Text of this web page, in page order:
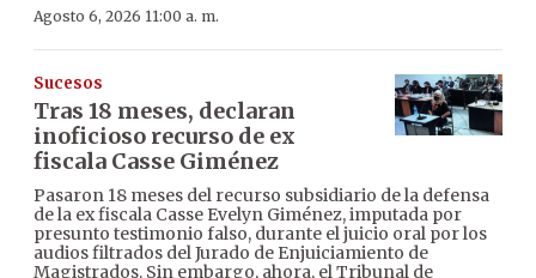
Agosto 6, 2026 11:00 a. m.
Sucesos
Tras 18 meses, declaran
inoficioso recurso de ex
fiscala Casse Giménez
Pasaron 18 meses del recurso subsidiario de la defensa
de la ex fiscala Casse Evelyn Giménez, imputada por
presunto testimonio falso, durante el juicio oral por los
audios filtrados del Jurado de Enjuiciamiento de
Magistrados. Sin embargo, ahora, el Tribunal de